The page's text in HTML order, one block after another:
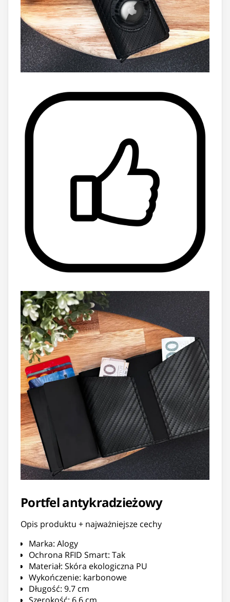
Portfel antykradzieżowy
Opis produktu + najważniejsze cechy
Marka: Alogy
Ochrona RFID Smart: Tak
Materiał: Skóra ekologiczna PU
Wykończenie: karbonowe
Długość: 9.7 cm